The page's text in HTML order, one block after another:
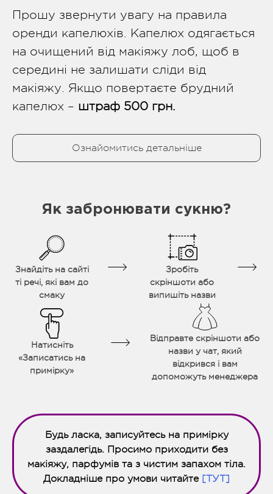
Прошу звернути увагу на правила
оренди капелюхів. Капелюх одягається
на очищений від макіяжу лоб, щоб в
середині не залишати сліди від
макіяжу. Якщо повертаєте брудний
капелюх – штраф 500 грн.
Ознайомитись детальніше
Як забронювати сукню?
Знайдіть на сайті
ті речі, які вам до
смаку
Зробіть
скріншоти або
випишіть назви
Натисніть
«Записатись на
примірку»
Відправте скріншоти або
назви у чат, який
відкрився і вам
допоможуть менеджера
Будь ласка, записуйтесь на примірку
заздалегідь. Просимо приходити без
макіяжу, парфумів та з чистим запахом тіла.
Докладніше про умови читайте [ТУТ]